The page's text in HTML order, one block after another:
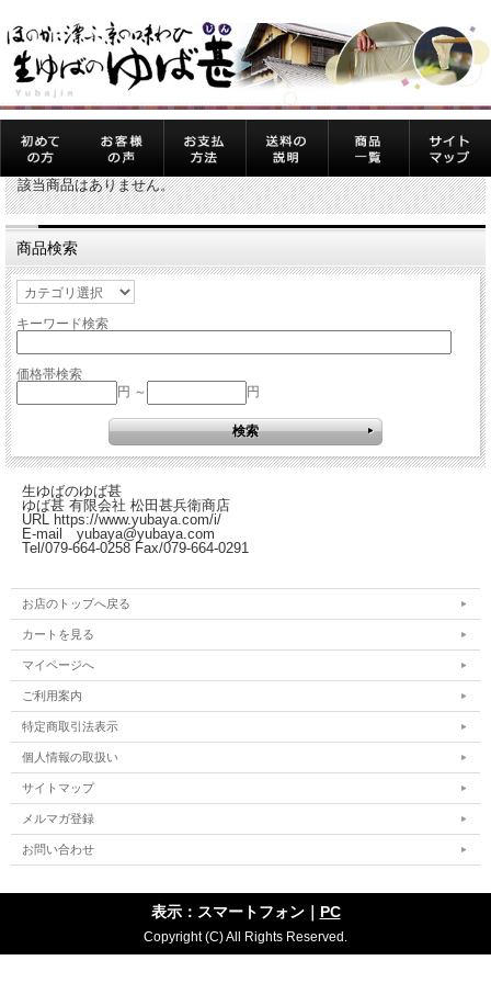
該当商品はありません。
商品検索
キーワード検索
価格帯検索
円 ～
円
生ゆばのゆば甚
ゆば甚 有限会社 松田甚兵衛商店
URL https://www.yubaya.com/i/
E-mail yubaya@yubaya.com
Tel/079-664-0258 Fax/079-664-0291
お店のトップへ戻る
カートを見る
マイページへ
ご利用案内
特定商取引法表示
個人情報の取扱い
サイトマップ
メルマガ登録
お問い合わせ
表示：スマートフォン｜ PC
Copyright (C) All Rights Reserved.